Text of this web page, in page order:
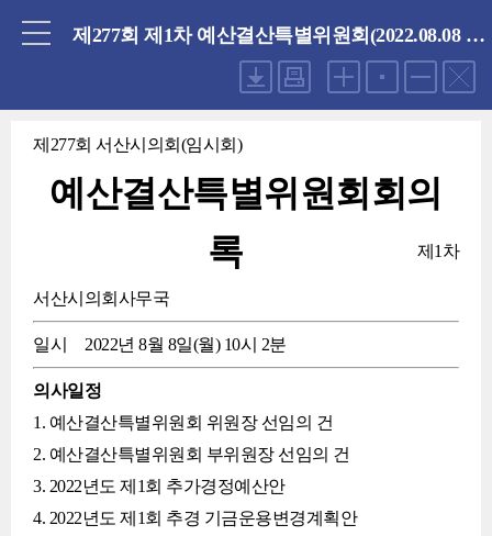
제277회 제1차 예산결산특별위원회(2022.08.08 월요일)
제277회 서산시의회(임시회)
예산결산특별위원회회의
록
제1차
서산시의회사무국
일시 2022년 8월 8일(월) 10시 2분
의사일정
1. 예산결산특별위원회 위원장 선임의 건
2. 예산결산특별위원회 부위원장 선임의 건
3. 2022년도 제1회 추가경정예산안
4. 2022년도 제1회 추경 기금운용변경계획안